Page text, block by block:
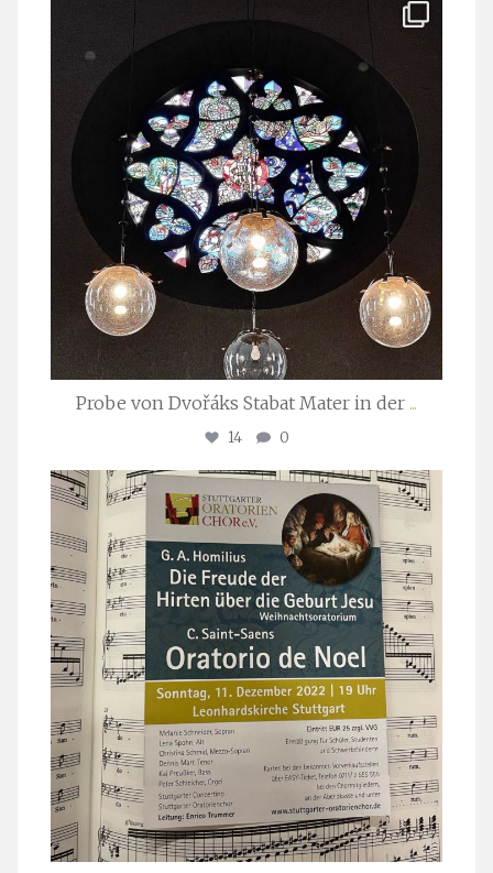
Apr. 1
Probe von Dvořáks Stabat Mater in der ...
14 0
stuttgarter_oratorienchor
Nov. 29